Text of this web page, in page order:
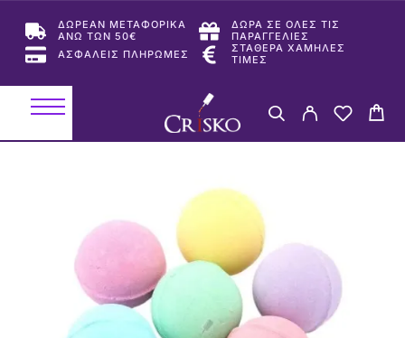
ΔΩΡΕΑΝ ΜΕΤΑΦΟΡΙΚΑ
ΑΝΩ ΤΩΝ 50€
ΔΩΡΑ ΣΕ ΟΛΕΣ ΤΙΣ
ΠΑΡΑΓΓΕΛΙΕΣ
ΑΣΦΑΛΕΙΣ ΠΛΗΡΩΜΕΣ
ΣΤΑΘΕΡΑ ΧΑΜΗΛΕΣ
ΤΙΜΕΣ